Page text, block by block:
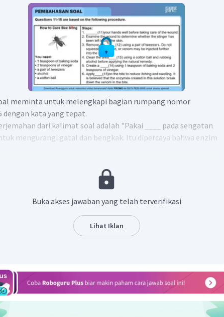
meminta untuk melengkapi bagian rumpang nomor
dengan kata yang tepat.
dari kalimat soal adalah "Pakai ____ pada sengatan
mengurangi gatal dan bengkak. Itu dipercaya bahwa enzim
objek. Langkah sebelum kalimat soal adalah pembuatan
yang terbuat dari soda kue dan cuka. Ramuan tersebut
sebagai objek tunggal, sehinggapronoun
lengkapnya berbunyi "Apply it on the bite to reduce itching
swelling. It is believed that the enzymes created in this solution
Buka akses jawaban yang telah terverifikasi
Lihat Iklan